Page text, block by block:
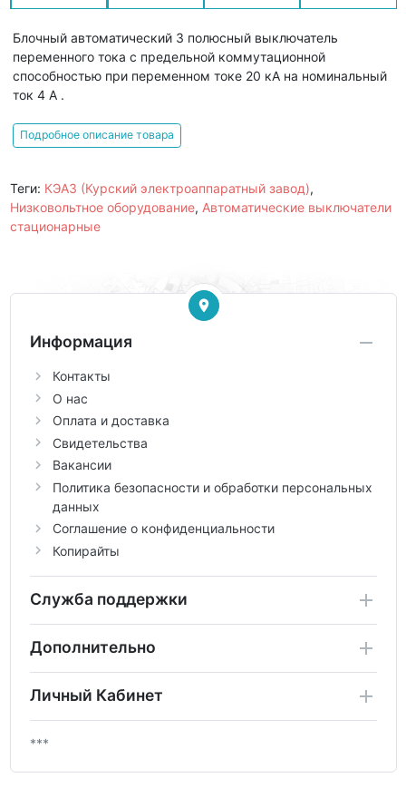
Блочный автоматический 3 полюсный выключатель
переменного тока с предельной коммутационной
способностью при переменном токе 20 кА на номинальный
ток 4 А .
Подробное описание товара
Теги: КЭАЗ (Курский электроаппаратный завод),
Низковольтное оборудование, Автоматические выключатели
стационарные
Информация
Контакты
О нас
Оплата и доставка
Свидетельства
Вакансии
Политика безопасности и обработки персональных
данных
Соглашение о конфиденциальности
Копирайты
Служба поддержки
Дополнительно
Личный Кабинет
***